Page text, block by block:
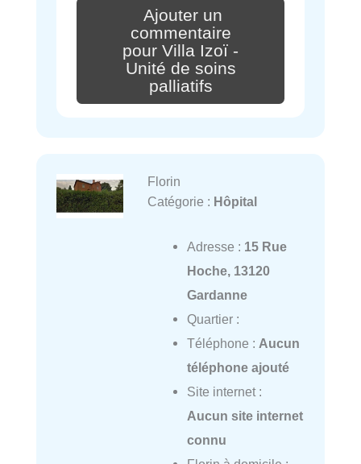
Ajouter un
commentaire
pour Villa Izoï -
Unité de soins
palliatifs
Florin
Catégorie : Hôpital
Adresse : 15 Rue
Hoche, 13120
Gardanne
Quartier :
Téléphone : Aucun
téléphone ajouté
Site internet :
Aucun site internet
connu